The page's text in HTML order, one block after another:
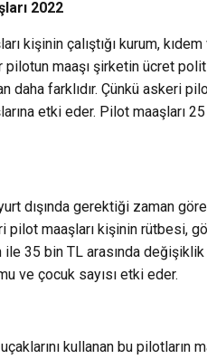
2022
kişinin çalıştığı kurum,
pilotun maaşı şirketin ücret
daha farklıdır. Çünkü askeri
etki eder. Pilot maaşları
dışında gerektiği zaman
pilot maaşları kişinin rütbesi,
ile 35 bin TL arasında değişiklik
ve çocuk sayısı etki eder.
kullanan bu pilotların